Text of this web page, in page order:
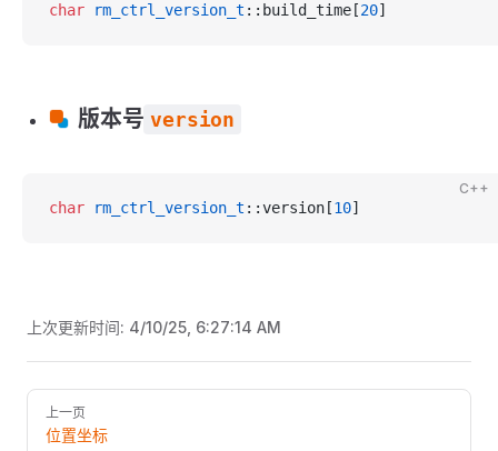
char rm_ctrl_version_t ::build_time[20]
版本号 version
C++
char rm_ctrl_version_t ::version[10]
上次更新时间: 4/10/25, 6:27:14 AM
Pager
上一页
位置坐标